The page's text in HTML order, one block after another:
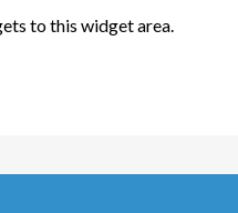
to this widget area.